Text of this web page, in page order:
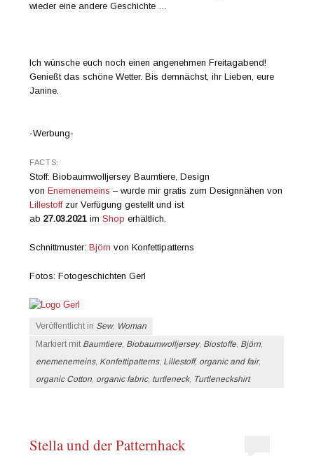
wieder eine andere Geschichte …
Ich wünsche euch noch einen angenehmen Freitagabend!
Genießt das schöne Wetter. Bis demnächst, ihr Lieben, eure
Janine.
-Werbung-
FACTS:
Stoff: Biobaumwolljersey Baumtiere, Design
vonEnemenemeins – wurde mir gratis zum Designnähen von
Lillestoffzur Verfügung gestellt und ist
ab27.03.2021 imShop erhältlich.
Schnittmuster:Björn von Konfettipatterns
Fotos: Fotogeschichten Gerl
Veröffentlicht in Sew, Woman
Markiert mit Baumtiere Biobaumwolljersey, Biostoffe Björn
enemenemeins, Konfettipatterns, Lillestoff, organic and fair,
organic Cotton organic fabric, turtleneck, Turtleneckshirt
Stella und der Patternhack